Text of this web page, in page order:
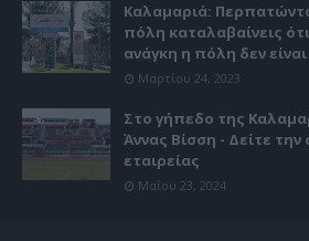
Καλαμαριά:
πόλη καταλαβαίνεις
ανάγκη η πόλη δεν
Μαρτίου 24, 2023
Στο γήπεδο της
Άννας Βίσση - Δείτε
εταιρείας
Μαΐου 23, 2024